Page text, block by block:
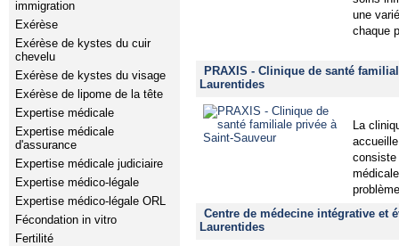
immigration
Exérèse
Exérèse de kystes du cuir
chevelu
Exérèse de kystes du visage
Exérèse de lipome de la tête
Expertise médicale
Expertise médicale
d'assurance
Expertise médicale judiciaire
Expertise médico-légale
Expertise médico-légale ORL
Fécondation in vitro
Fertilité
une
chaque
PRAXIS - Clinique de santé
Laurentides
La
consiste
Centre de médecine intégrative et
Laurentides